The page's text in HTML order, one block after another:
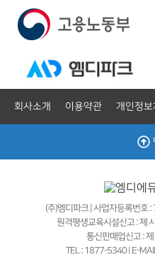
회사소개 이용약관 개인정보
(주)엠디파크 | 사업자등록번호
원격평생교육시설신고 : 제
통신판매업신고 :
TEL : 1877-5340 | E-